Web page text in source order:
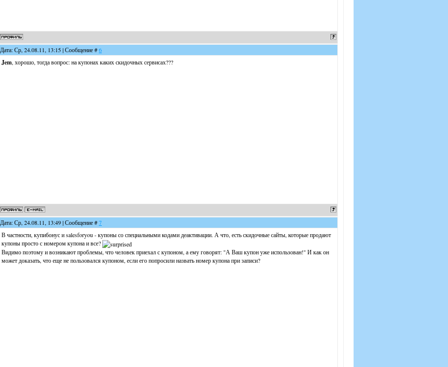
Дата: Ср, 24.08.11, 13:15 | Сообщение #6
Jem, хорошо, тогда вопрос: на купонах каких скидочных сервисах???
Дата: Ср, 24.08.11, 13:49 | Сообщение #7
В частности, купибонус и salesforyou - купоны со специальными кодами деактивации. А что, есть скидочные сайты, которые продают
купоны просто с номером купона и все?
Видимо поэтому и возникают проблемы, что человек приехал с купоном, а ему говорят: "А Ваш купон уже использован!" И как он
может доказать, что еще не пользовался купоном, если его попросили назвать номер купона при записи?